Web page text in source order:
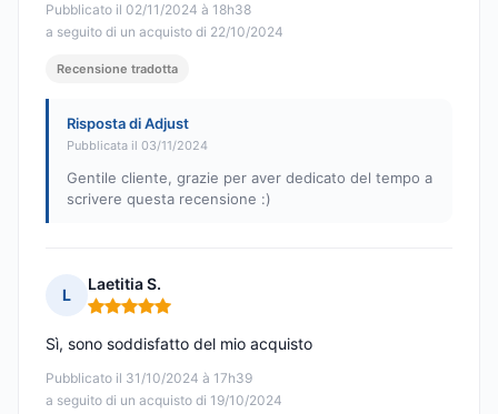
Pubblicato il 02/11/2024 à 18h38
a seguito di un acquisto di 22/10/2024
Recensione tradotta
Risposta di Adjust
Pubblicata il 03/11/2024
Gentile cliente, grazie per aver dedicato del tempo a
scrivere questa recensione :)
L
Laetitia S.
Nota: 5 su 5
Pubblicato il 31/10/2024 à 17h39
a seguito di un acquisto di 19/10/2024
Sì, sono soddisfatto del mio acquisto